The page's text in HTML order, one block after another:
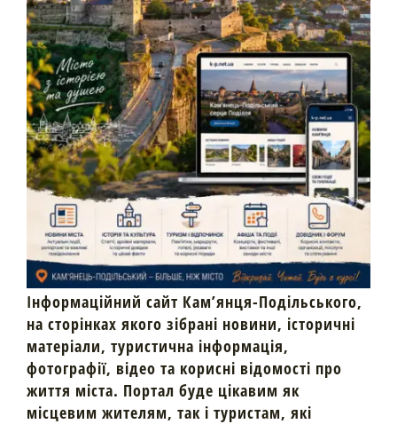
Інформаційний сайт Кам’янця-Подільського,
на сторінках якого зібрані новини, історичні
матеріали, туристична інформація,
фотографії, відео та корисні відомості про
життя міста. Портал буде цікавим як
місцевим жителям, так і туристам, які